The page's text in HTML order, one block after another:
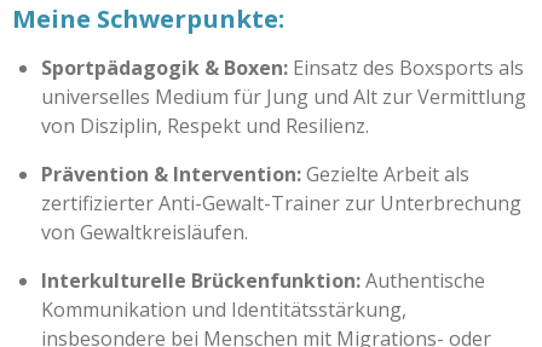
Meine Schwerpunkte:
Sportpädagogik & Boxen: Einsatz des Boxsports als
universelles Medium für Jung und Alt zur Vermittlung
von Disziplin, Respekt und Resilienz.
Prävention & Intervention:Gezielte Arbeit als
zertifizierter Anti-Gewalt-Trainer zur Unterbrechung
von Gewaltkreisläufen.
Interkulturelle Brückenfunktion:Authentische
Kommunikation und Identitätsstärkung,
insbesondere bei Menschen mit Migrations- oder